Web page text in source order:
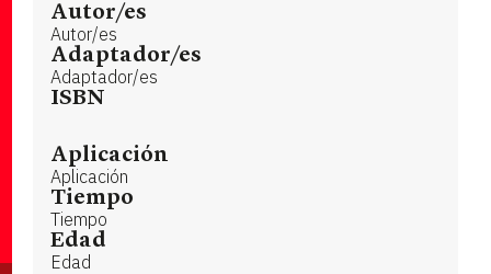
Autor/es
Autor/es
Adaptador/es
Adaptador/es
ISBN
Aplicación
Aplicación
Tiempo
Tiempo
Edad
Edad